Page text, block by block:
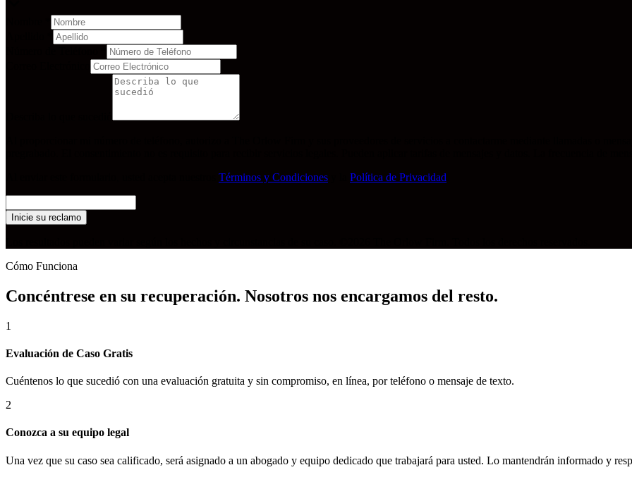
Términos y Condiciones Política de Privacidad
Inicie su reclamo
Cómo Funciona
Concéntrese en su recuperación. Nosotros nos encargamos del resto.
1
Evaluación de Caso Gratis
Cuéntenos lo que sucedió con una evaluación gratuita y sin compromiso, en línea, por teléfono o mensaje de texto.
2
Conozca a su equipo legal
Una vez que su caso sea calificado, será asignado a un abogado y equipo dedicado que trabajará para usted. Lo mantendrán informado y